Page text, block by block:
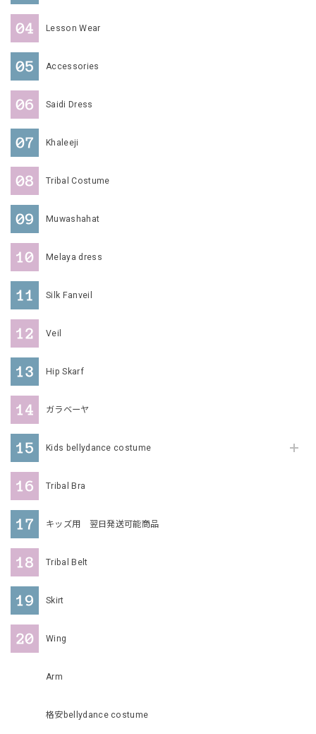
Lesson Wear
Accessories
Saidi Dress
Khaleeji
Tribal Costume
Muwashahat
Melaya dress
Silk Fanveil
Veil
Hip Skarf
ガラベーヤ
Kids bellydance costume
Tribal Bra
キッズ用 翌日発送可能商品
Tribal Belt
Skirt
Wing
Arm
格安bellydance costume